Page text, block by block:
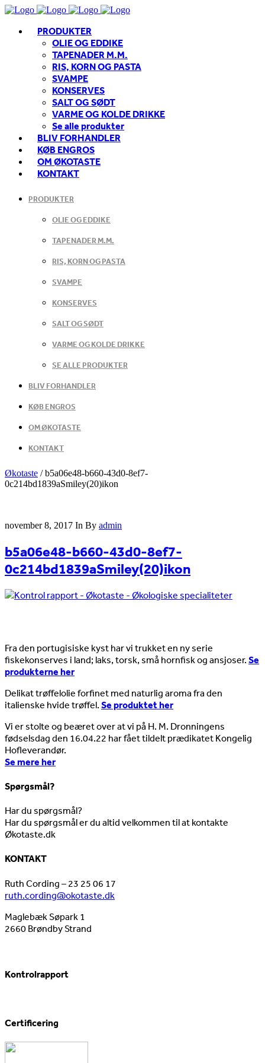
PRODUKTER
OLIE OG EDDIKE
TAPENADER M.M.
RIS, KORN OG PASTA
SVAMPE
KONSERVES
SALT OG SØDT
VARME OG KOLDE DRIKKE
Se alle produkter
BLIV FORHANDLER
KØB ENGROS
OM ØKOTASTE
KONTAKT
PRODUKTER
OLIE OG EDDIKE
TAPENADER M.M.
RIS, KORN OG PASTA
SVAMPE
KONSERVES
SALT OG SØDT
VARME OG KOLDE DRIKKE
SE ALLE PRODUKTER
BLIV FORHANDLER
KØB ENGROS
OM ØKOTASTE
KONTAKT
Økotaste /b5a06e48-b660-43d0-8ef7-
0c214bd1839aSmiley(20)ikon
november 8, 2017 In By admin
b5a06e48-b660-43d0-8ef7-
0c214bd1839aSmiley(20)ikon
Fra den portugisiske kyst har vi trukket en ny serie
fiskekonserves i land; laks, torsk, små hornfisk og ansjoser. Se
produkterne her
Delikat trøffelolie forfinet med naturlig aroma fra den
italienske hvide trøffel. Se produktet her
Vi er stolte og beæret over at vi på H. M. Dronningens
fødselsdag den 16.04.22 har fået tildelt prædikatet Kongelig
Hofleverandør.
Se mere her
Spørgsmål?
Har du spørgsmål?
Har du spørgsmål er du altid velkommen til at kontakte
Økotaste.dk
KONTAKT
Ruth Cording – 23 25 06 17
ruth.cording@okotaste.dk
Maglebæk Søpark 1
2660 Brøndby Strand
Kontrolrapport
Certificering